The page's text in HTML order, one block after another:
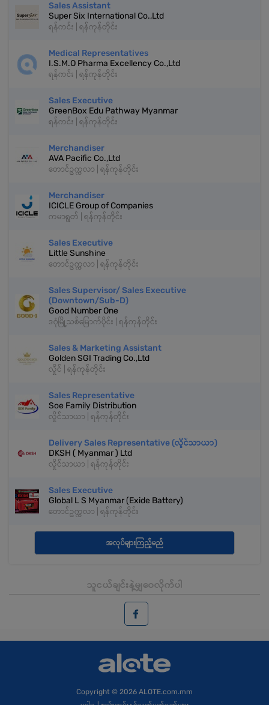
Sales Assistant
Super Six International Co.,Ltd
ရန်ကင်း | ရန်ကုန်တိုင်း
Medical Representatives
I.S.M.O Pharma Excellency Co.,Ltd
ရန်ကင်း | ရန်ကုန်တိုင်း
Sales Executive
GreenBox Edu Pathway Myanmar
ရန်ကင်း | ရန်ကုန်တိုင်း
Merchandiser
AVA Pacific Co.,Ltd
တောင်ဥက္ကလာ | ရန်ကုန်တိုင်း
Merchandiser
ICICLE Group of Companies
ကမာရွတ် | ရန်ကုန်တိုင်း
Sales Executive
Little Sunshine
တောင်ဥက္ကလာ | ရန်ကုန်တိုင်း
Sales Supervisor/ Sales Executive
(Downtown/Sub-D)
Good Number One
ဒဂုံမြို့သစ်မြောက်ပိုင်း | ရန်ကုန်တိုင်း
Sales & Marketing Assistant
Golden SGI Trading Co.,Ltd
လှိုင် | ရန်ကုန်တိုင်း
Sales Representative
Soe Family Distribution
လှိုင်သာယာ | ရန်ကုန်တိုင်း
Delivery Sales Representative (လှိုင်သာယာ)
DKSH ( Myanmar ) Ltd
လှိုင်သာယာ | ရန်ကုန်တိုင်း
Sales Executive
Global L S Myanmar (Exide Battery)
တောင်ဥက္ကလာ | ရန်ကုန်တိုင်း
အလုပ်များကြည့်မည်
သူငယ်ချင်းနဲ့မျှဝေလိုက်ပါ
Copyright © 2026 ALOTE.com.mm